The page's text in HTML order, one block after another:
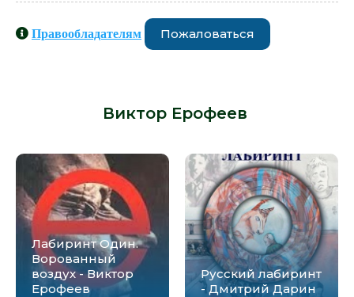
Правообладателям Пожаловаться
Виктор Ерофеев
Лабиринт Один.
Ворованный
воздух - Виктор
Ерофеев
Русский лабиринт
- Дмитрий Дарин